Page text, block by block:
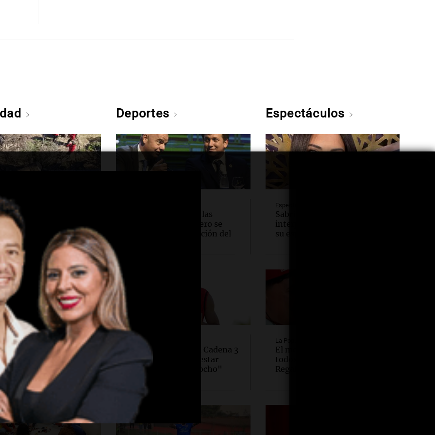
vientos en Córdoba:
1.200 llamados,
caídos y cortes de luz
matutina: conocé
ganadores de
6 de agosto.
Deportes
Conmebol respalda las
disculpas de FIFA pero se
opone a la privatización del
Deportes
Walter Mazzanti en Cadena 3
Rosario: "Vamos a estar
entre los primeros ocho"
Espectáculos
Espectáculos
Sabrina Cortez será quien
interprete a Silvina Luna en
su esperada docuserie
La Popu
El momento que emocionó a
todos: Fer Olmedo cantó "Te
Regalo" con Sarita en brazos